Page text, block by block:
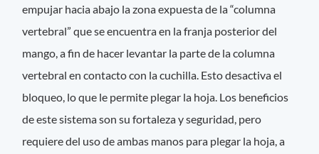
empujar hacia abajo la zona expuesta de la “columna
vertebral” que se encuentra en la franja posterior del
mango, a fin de hacer levantar la parte de la columna
vertebral en contacto con la cuchilla. Esto desactiva el
bloqueo, lo que le permite plegar la hoja. Los beneficios
de este sistema son su fortaleza y seguridad, pero
requiere del uso de ambas manos para plegar la hoja, a